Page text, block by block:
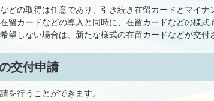
どの取得は任意であり、引き続き在留カードとマイナ
留カードなどの導入と同時に、在留カードなどの様式
望しない場合は、新たな様式の在留カードなどが交付
交付申請
を行うことができます。